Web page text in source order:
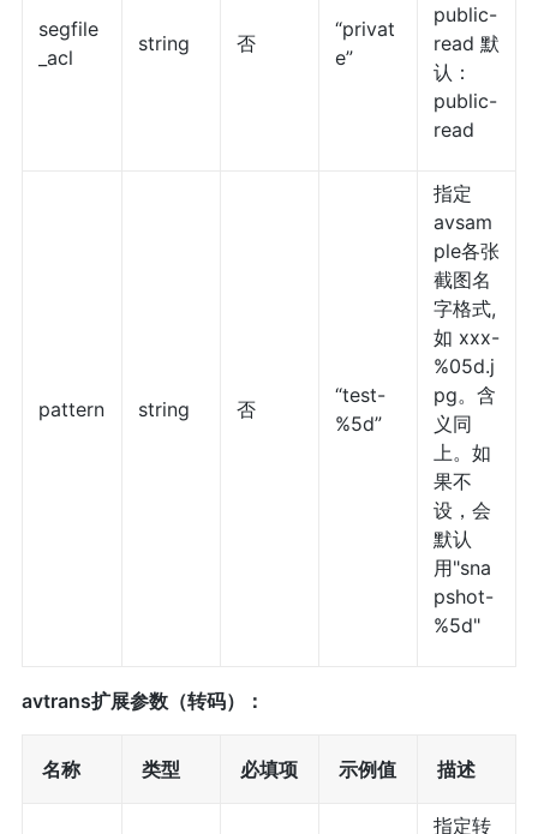
segfile
_acl
string 否
“privat
e”
public-
read 默
认：
public-
read
pattern string 否
“test-
%5d”
指定
avsam
ple各张
截图名
字格式,
如 xxx-
%05d.j
pg。含
义同
上。如
果不
设，会
默认
用"sna
pshot-
%5d"
avtrans扩展参数（转码）：
名称 类型 必填项 示例值 描述
指定转